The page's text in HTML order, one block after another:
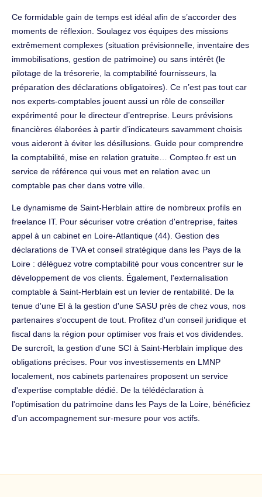
Ce formidable gain de temps est idéal afin de s’accorder des
moments de réflexion. Soulagez vos équipes des missions
extrêmement complexes (situation prévisionnelle, inventaire des
immobilisations, gestion de patrimoine) ou sans intérêt (le
pilotage de la trésorerie, la comptabilité fournisseurs, la
préparation des déclarations obligatoires). Ce n’est pas tout car
nos experts-comptables jouent aussi un rôle de conseiller
expérimenté pour le directeur d’entreprise. Leurs prévisions
financières élaborées à partir d’indicateurs savamment choisis
vous aideront à éviter les désillusions. Guide pour comprendre
la comptabilité, mise en relation gratuite… Compteo.fr est un
service de référence qui vous met en relation avec un
comptable pas cher dans votre ville.
Le dynamisme de Saint-Herblain attire de nombreux profils en
freelance IT. Pour sécuriser votre création d'entreprise, faites
appel à un cabinet en Loire-Atlantique (44). Gestion des
déclarations de TVA et conseil stratégique dans les Pays de la
Loire : déléguez votre comptabilité pour vous concentrer sur le
développement de vos clients. Également, l'externalisation
comptable à Saint-Herblain est un levier de rentabilité. De la
tenue d'une EI à la gestion d'une SASU près de chez vous, nos
partenaires s'occupent de tout. Profitez d'un conseil juridique et
fiscal dans la région pour optimiser vos frais et vos dividendes.
De surcroît, la gestion d'une SCI à Saint-Herblain implique des
obligations précises. Pour vos investissements en LMNP
localement, nos cabinets partenaires proposent un service
d'expertise comptable dédié. De la télédéclaration à
l'optimisation du patrimoine dans les Pays de la Loire, bénéficiez
d'un accompagnement sur-mesure pour vos actifs.